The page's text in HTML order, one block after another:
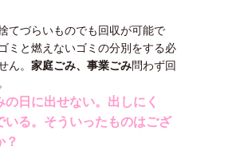
てづらいものでも回収が可能で
ミと燃えないゴミの分別をする必
ん。 家庭ごみ、事業ごみ問わず回
の日に出せない。出しにく
いる。そういったものはござ
？